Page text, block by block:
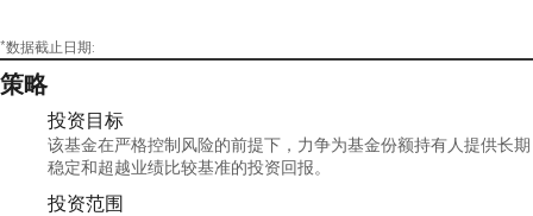
*数据截止日期:
策略
投资目标
该基金在严格控制风险的前提下，力争为基金份额持有人提供长期
稳定和超越业绩比较基准的投资回报。
投资范围